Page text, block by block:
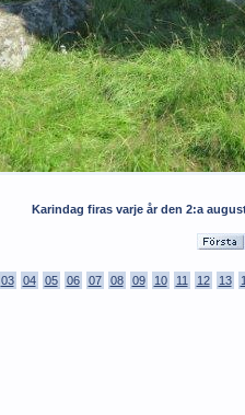
Karindag firas varje år den 2:a
03 04 05 06 07 08 09 10 11 12 13